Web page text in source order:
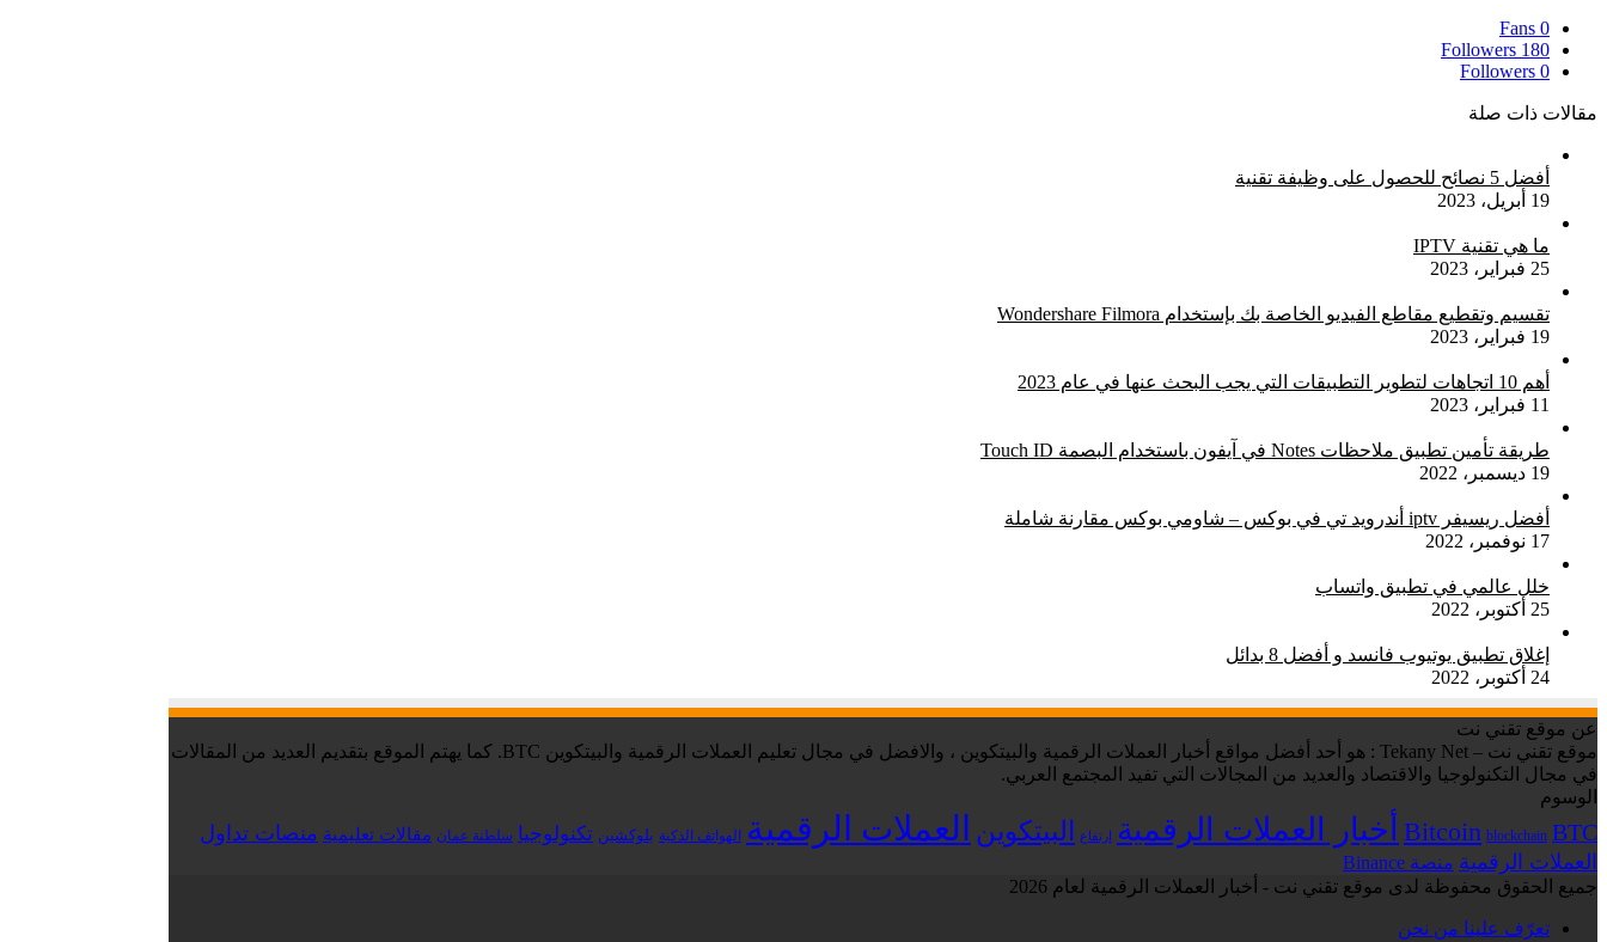
0
Fans
180
Followers
0
Followers
مقالات ذات صلة
أفضل 5 نصائح للحصول على وظيفة تقنية
19 أبريل، 2023
ما هي تقنية IPTV
25 فبراير، 2023
تقسيم وتقطيع مقاطع الفيديو الخاصة بك بإستخدام Wondershare Filmora
19 فبراير، 2023
أهم 10 اتجاهات لتطوير التطبيقات التي يجب البحث عنها في عام 2023
11 فبراير، 2023
طريقة تأمين تطبيق ملاحظات Notes في آيفون باستخدام البصمة Touch ID
19 ديسمبر، 2022
أفضل ريسيفر iptv أندرويد تي في بوكس – شاومي بوكس مقارنة شاملة
17 نوفمبر، 2022
خلل عالمي في تطبيق واتساب
25 أكتوبر، 2022
إغلاق تطبيق يوتيوب فانسد و أفضل 8 بدائل
24 أكتوبر، 2022
عن موقع تقني نت
موقع تقني نت – Tekany Net : هو أحد أفضل مواقع أخبار العملات الرقمية والبيتكوين ، والافضل في مجال تعليم العملات الرقمية والبيتكوين BTC. كما يهتم الموقع بتقديم العديد من المقالات
في مجال التكنولوجيا والاقتصاد والعديد من المجالات التي تفيد المجتمع العربي.
الوسوم
Bitcoin blockchain BTC أخبار العملات الرقمية ارتفاع البيتكوين العملات الرقمية الهواتف الذكية بلوكشين تكنولوجيا سلطنة عمان مقالات تعليمية منصات تداول
العملات الرقمية منصة Binance
جميع الحقوق محفوظة لدى موقع تقني نت - أخبار العملات الرقمية لعام 2026
تعرّف علينا من نحن